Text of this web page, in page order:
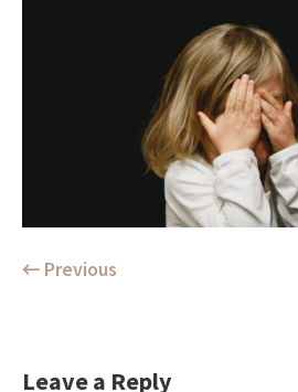
← Previous
Leave a Reply